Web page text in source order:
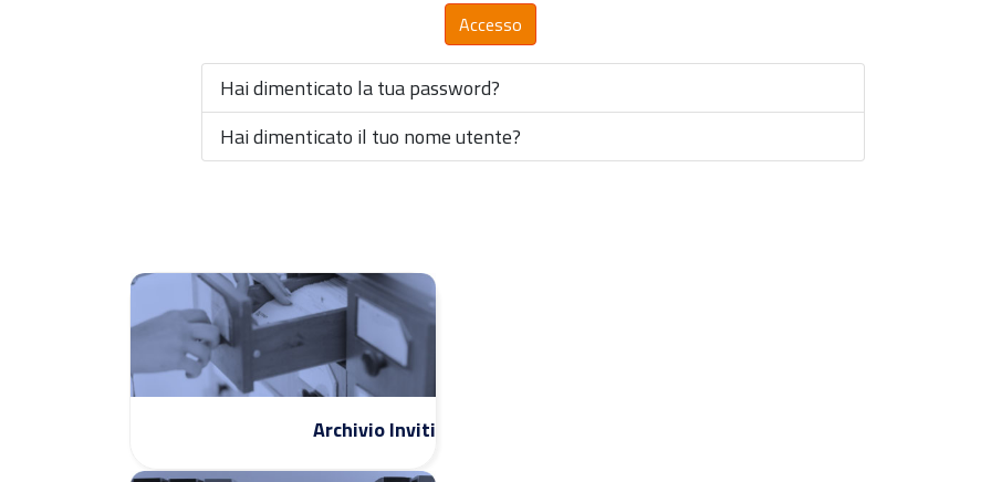
Accesso
Hai dimenticato la tua password?
Hai dimenticato il tuo nome utente?
Archivio Inviti